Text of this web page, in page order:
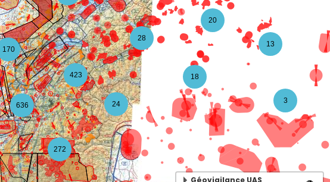
272
636
170
13
3
20
18
24
423
28
Géovigilance UAS